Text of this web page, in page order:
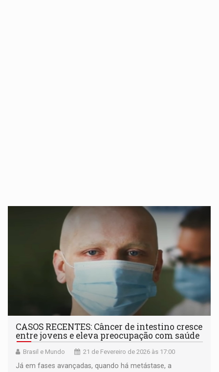
CASOS RECENTES: Câncer de intestino cresce
entre jovens e eleva preocupação com saúde
Brasil e Mundo 21 de Fevereiro de 2026 às 17:00
Já em fases avançadas, quando há metástase, a